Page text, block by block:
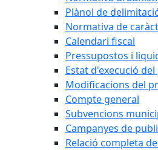
Plànol de
Normativa de
Calendari fiscal
Pressupostos i
Estat d'execució
Modificacions del
Compte general
Subvencions
Campanyes de
Relació completa